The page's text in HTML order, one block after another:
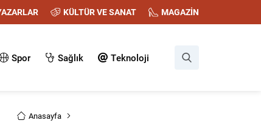
KÜLTÜR VE SANAT MAGAZİN
Spor Sağlık Teknoloji
Anasayfa